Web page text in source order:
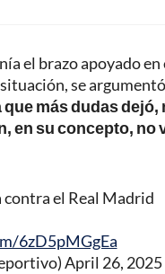
el brazo apoyado
se
que más dudas
en su concepto, no
contra el Real Madrid
6zD5pMGgEa
April 26, 2025